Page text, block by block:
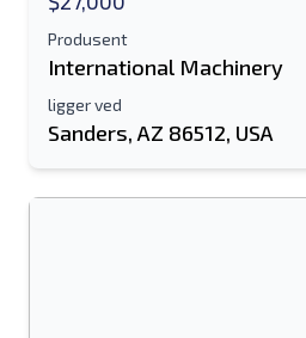
Produsent
International Machinery
ligger ved
Sanders, AZ 86512, USA